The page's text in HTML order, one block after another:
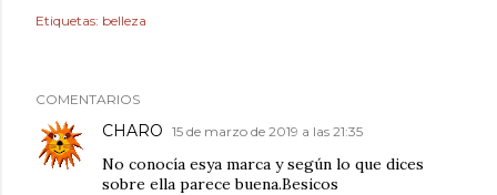
Etiquetas: belleza
COMENTARIOS
CHARO 15 de marzo de 2019 a las 21:35
No conocía esya marca y según lo que dices
sobre ella parece buena.Besicos